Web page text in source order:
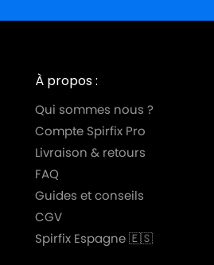
À propos :
Qui sommes nous ?
Compte Spirfix Pro
Livraison & retours
FAQ
Guides et conseils
CGV
Spirfix Espagne 🇪🇸